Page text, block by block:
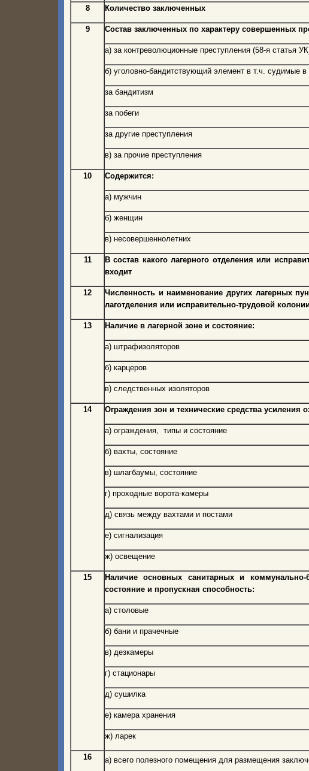
8 Количество заключенных
9 Состав заключенных по характеру совершенных
а) за контреволюционные преступления (58-я статья
б) уголовно-бандитствующий элемент в т.ч. судимые в
за бандитизм
за побеги
за другие преступления
в) за прочие преступления
10 Содержится:
а) мужчин
б) женщин
в) несовершеннолетних
11
В состав какого лагерного отделения или
входит
12 Численность и наименование других лагерных
лаготделения или исправительно-трудовой
13 Наличие в лагерной зоне и состояние:
а) штрафизоляторов
б) карцеров
в) следственных изоляторов
14 Ограждения зон и технические средства усиления
а) ограждения, типы и состояние
б) вахты, состояние
в) шлагбаумы, состояние
г) проходные ворота-камеры
д) связь между вахтами и постами
е) сигнализация
ж) освещение
15
Наличие основных санитарных и
состояние и пропускная способность:
а) столовые
б) бани и прачечные
в) дезкамеры
г) стационары
д) сушилка
е) камера хранения
ж) ларек
16 а) всего полезного помещения для размещения